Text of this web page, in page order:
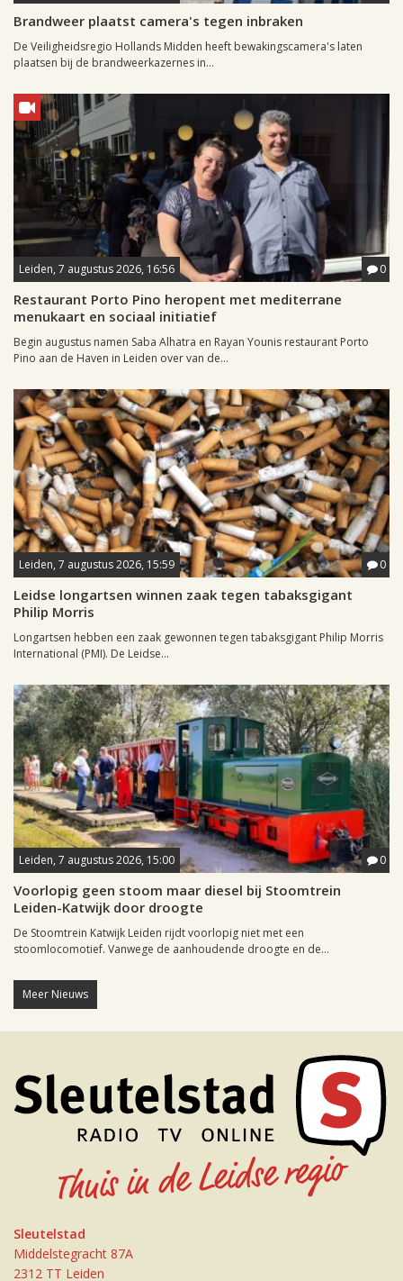
Brandweer plaatst camera's tegen inbraken
De Veiligheidsregio Hollands Midden heeft bewakingscamera's laten
plaatsen bij de brandweerkazernes in...
Leiden, 7 augustus 2026, 16:56 0
Restaurant Porto Pino heropent met mediterrane
menukaart en sociaal initiatief
Begin augustus namen Saba Alhatra en Rayan Younis restaurant Porto
Pino aan de Haven in Leiden over van de...
Leiden, 7 augustus 2026, 15:59 0
Leidse longartsen winnen zaak tegen tabaksgigant
Philip Morris
Longartsen hebben een zaak gewonnen tegen tabaksgigant Philip Morris
International (PMI). De Leidse...
Leiden, 7 augustus 2026, 15:00 0
Voorlopig geen stoom maar diesel bij Stoomtrein
Leiden-Katwijk door droogte
De Stoomtrein Katwijk Leiden rijdt voorlopig niet met een
stoomlocomotief. Vanwege de aanhoudende droogte en de...
Meer Nieuws
Sleutelstad
Middelstegracht 87A
2312 TT Leiden